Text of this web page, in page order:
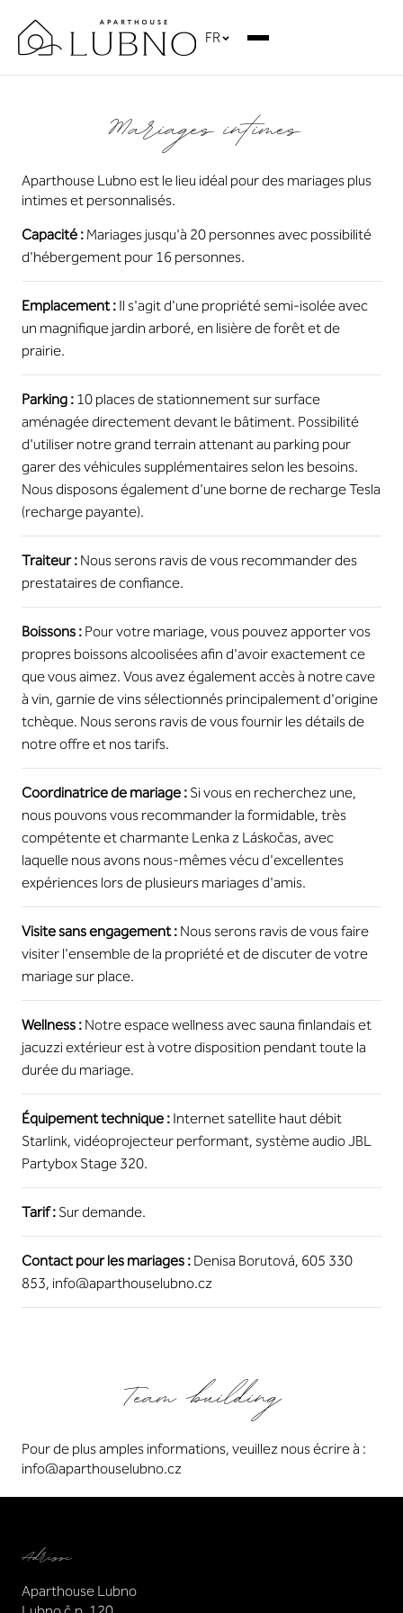
FR
Mariages intimes
Aparthouse Lubno est le lieu idéal pour des mariages plus
intimes et personnalisés.
Capacité : Mariages jusqu'à 20 personnes avec possibilité
d'hébergement pour 16 personnes.
Emplacement : Il s'agit d'une propriété semi-isolée avec
un magnifique jardin arboré, en lisière de forêt et de
prairie.
Parking : 10 places de stationnement sur surface
aménagée directement devant le bâtiment. Possibilité
d'utiliser notre grand terrain attenant au parking pour
garer des véhicules supplémentaires selon les besoins.
Nous disposons également d'une borne de recharge Tesla
(recharge payante).
Traiteur : Nous serons ravis de vous recommander des
prestataires de confiance.
Boissons : Pour votre mariage, vous pouvez apporter vos
propres boissons alcoolisées afin d'avoir exactement ce
que vous aimez. Vous avez également accès à notre cave
à vin, garnie de vins sélectionnés principalement d'origine
tchèque. Nous serons ravis de vous fournir les détails de
notre offre et nos tarifs.
Coordinatrice de mariage : Si vous en recherchez une,
nous pouvons vous recommander la formidable, très
compétente et charmante Lenka z Láskočas, avec
laquelle nous avons nous-mêmes vécu d'excellentes
expériences lors de plusieurs mariages d'amis.
Visite sans engagement : Nous serons ravis de vous faire
visiter l'ensemble de la propriété et de discuter de votre
mariage sur place.
Wellness : Notre espace wellness avec sauna finlandais et
jacuzzi extérieur est à votre disposition pendant toute la
durée du mariage.
Équipement technique : Internet satellite haut débit
Starlink, vidéoprojecteur performant, système audio JBL
Partybox Stage 320.
Tarif : Sur demande.
Contact pour les mariages : Denisa Borutová, 605 330
853, info@aparthouselubno.cz
Team building
Pour de plus amples informations, veuillez nous écrire à :
info@aparthouselubno.cz
Adresse
Aparthouse Lubno